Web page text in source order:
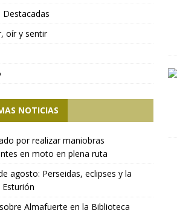
Destacadas
oír y sentir
NOTICIAS
por realizar maniobras
en moto en plena ruta
agosto: Perseidas, eclipses y la
Almafuerte en la Biblioteca